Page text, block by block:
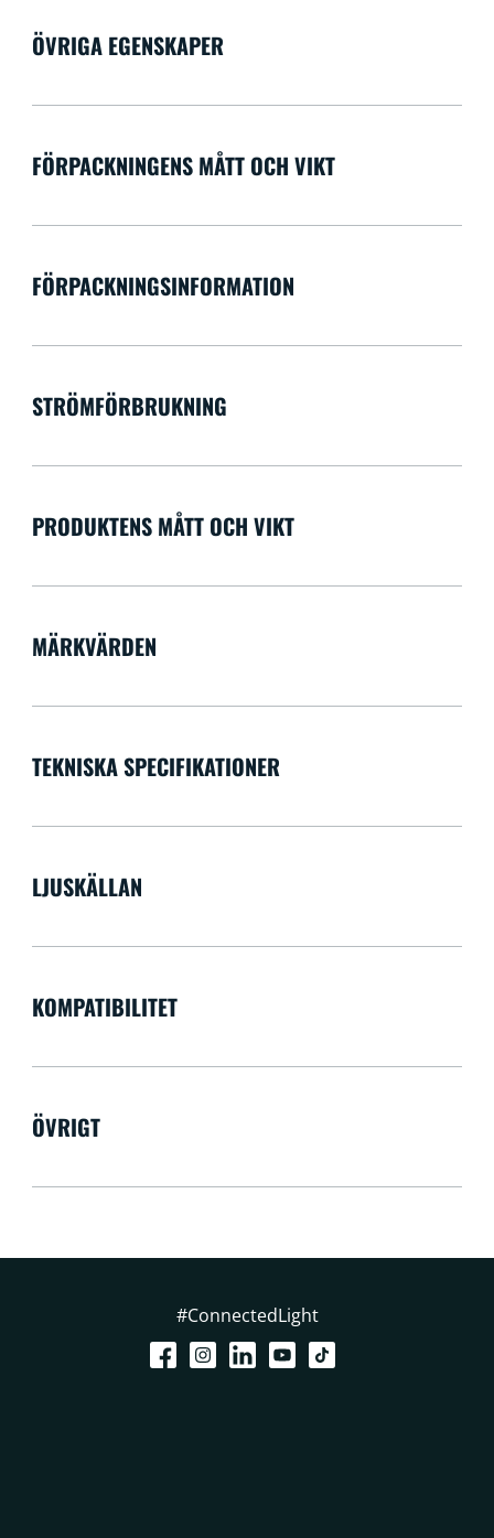
ÖVRIGA EGENSKAPER
FÖRPACKNINGENS MÅTT OCH VIKT
FÖRPACKNINGSINFORMATION
STRÖMFÖRBRUKNING
PRODUKTENS MÅTT OCH VIKT
MÄRKVÄRDEN
TEKNISKA SPECIFIKATIONER
LJUSKÄLLAN
KOMPATIBILITET
ÖVRIGT
#ConnectedLight